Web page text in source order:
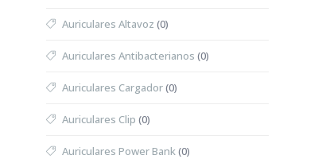
Auriculares Altavoz (0)
Auriculares Antibacterianos (0)
Auriculares Cargador(0)
Auriculares Clip (0)
Auriculares Power Bank(0)